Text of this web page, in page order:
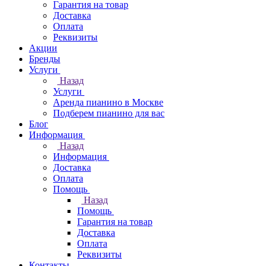
Гарантия на товар
Доставка
Оплата
Реквизиты
Акции
Бренды
Услуги
Назад
Услуги
Аренда пианино в Москве
Подберем пианино для вас
Блог
Информация
Назад
Информация
Доставка
Оплата
Помощь
Назад
Помощь
Гарантия на товар
Доставка
Оплата
Реквизиты